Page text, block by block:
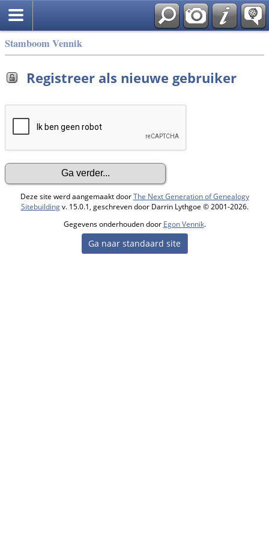
Stamboom Vennik
Registreer als nieuwe gebruiker
Deze site werd aangemaakt doorThe Next Generation of Genealogy
Sitebuildingv. 15.0.1, geschreven door Darrin Lythgoe © 2001-2026.
Gegevens onderhouden door Egon Vennik.
Ga naar standaard site